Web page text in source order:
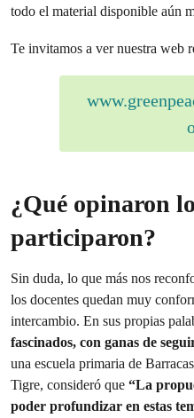
todo el material disponible aún
Te invitamos a ver nuestra web
¿Qué opinaron
participaron?
Sin duda, lo que más nos
los docentes quedan muy
intercambio. En sus propias
fascinados, con ganas de
una escuela primaria de
Tigre, consideró que “La
poder profundizar en estas